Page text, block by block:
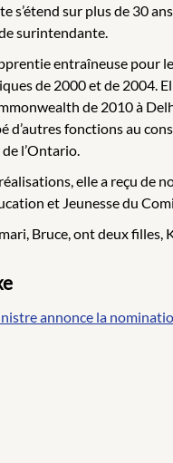
s’étend sur plus de 30
surintendante.
entraîneuse pour
de 2000 et de 2004.
de 2010 à
d’autres fonctions au
l’Ontario.
réalisations, elle a reçu
et Jeunesse du
Bruce, ont deux filles,
annonce la